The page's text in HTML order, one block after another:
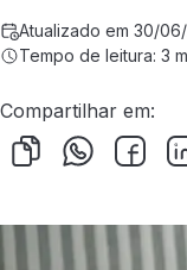
Atualizado em 30/
Tempo de leitura: 3
Compartilhar em: